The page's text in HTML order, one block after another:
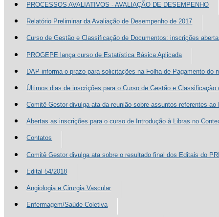
PROCESSOS AVALIATIVOS - AVALIAÇÃO DE DESEMPENHO
Relatório Preliminar da Avaliação de Desempenho de 2017
Curso de Gestão e Classificação de Documentos: inscrições
PROGEPE lança curso de Estatística Básica Aplicada
DAP informa o prazo para solicitações na Folha de Pagamento do
Últimos dias de inscrições para o Curso de Gestão e Classificação
Comitê Gestor divulga ata da reunião sobre assuntos referentes ao
Abertas as inscrições para o curso de Introdução à Libras no
Contatos
Comitê Gestor divulga ata sobre o resultado final dos Editais do
Edital 54/2018
Angiologia e Cirurgia Vascular
Enfermagem/Saúde Coletiva